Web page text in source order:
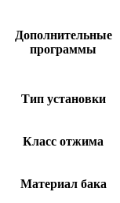
Дополнительные
программы
Тип установки
Класс отжима
Материал бака